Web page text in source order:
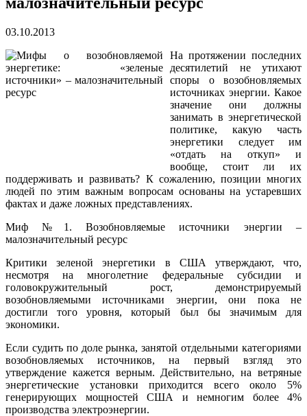
03.10.2013
На протяжении последних
десятилетий не утихают
споры о возобновляемых
источниках энергии. Какое
значение они должны
занимать в энергетической
политике, какую часть
энергетики следует им
«отдать на откуп» и
вообще, стоит ли их
поддерживать и развивать? К сожалению, позиции многих
людей по этим важным вопросам основаны на устаревших
фактах и даже ложных представлениях.
Миф №1. Возобновляемые источники энергии –
малозначительный ресурс
Критики зеленой энергетики в США утверждают, что,
несмотря на многолетние федеральные субсидии и
головокружительный рост, демонстрируемый
возобновляемыми источниками энергии, они пока не
достигли того уровня, который был бы значимым для
экономики.
Если судить по доле рынка, занятой отдельными категориями
возобновляемых источников, на первый взгляд это
утверждение кажется верным. Действительно, на ветряные
энергетические установки приходится всего около 5%
генерирующих мощностей США и немногим более 4%
производства электроэнергии.